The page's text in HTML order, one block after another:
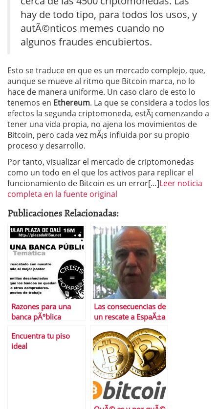
hay de todo tipo, para todos los usos, y
autÃ©nticos memes cuando no
algunos fraudes encubiertos.
Esto se traduce en que es un mercado complejo, que,
aunque se mueve al ritmo que Bitcoin marca, no lo
hace de manera uniforme. Un caso claro de esto lo
tenemos en Ethereum. La que se considera a todos los
efectos la segunda criptomoneda, estÃ¡ comenzando a
tener una vida propia, no ajena los movimientos de
Bitcoin, pero cada vez mÃ¡s influida por su propio
proceso y desarrollo.
Por tanto, visualizar el mercado de criptomonedas
como un todo en el que los activos para replicar el
funcionamiento de Bitcoin es un error[…]Leer noticia
completa en la fuente original
Publicaciones Relacionadas:
Razones para una
banca pÃºblica
Las consecuencias de
un rescate a EspaÃ±a
Encuentra tu piso
ideal